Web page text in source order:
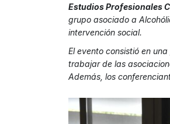
Estudios Profesionales
grupo asociado a
intervención social.
El evento consistió en
trabajar de las
Además, los